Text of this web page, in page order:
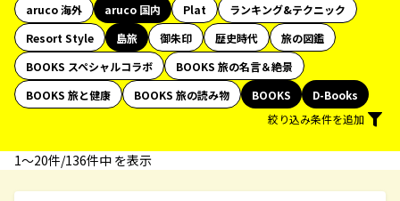
aruco 海外
aruco 国内 Plat
ランキング&テクニック
Resort Style
島旅 御朱印 歴史時代
旅の図鑑
BOOKS スペシャルコラボ
BOOKS 旅の名言＆絶景
BOOKS 旅と健康
BOOKS 旅の読み物 BOOKS
D-Books
絞り込み条件を追加
1〜20件/136件中 を表示